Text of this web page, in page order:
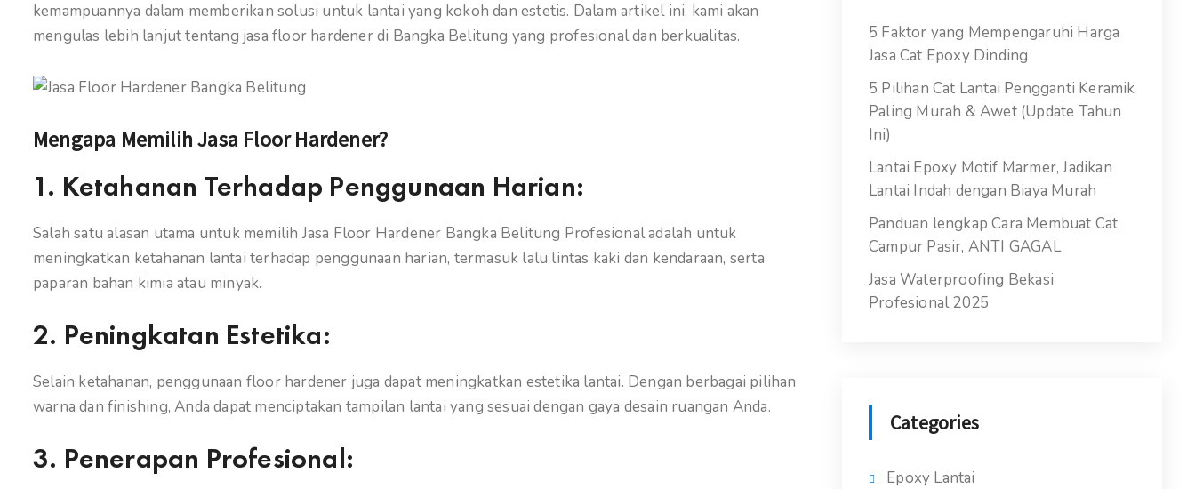
kemampuannya dalam memberikan solusi untuk lantai yang kokoh dan estetis. Dalam artikel ini, kami akan
mengulas lebih lanjut tentang jasa floor hardener di Bangka Belitung yang profesional dan berkualitas.
Mengapa Memilih Jasa Floor Hardener?
1. Ketahanan Terhadap Penggunaan Harian:
Salah satu alasan utama untuk memilih Jasa Floor Hardener Bangka Belitung Profesional adalah untuk
meningkatkan ketahanan lantai terhadap penggunaan harian, termasuk lalu lintas kaki dan kendaraan, serta
paparan bahan kimia atau minyak.
2. Peningkatan Estetika:
Selain ketahanan, penggunaan floor hardener juga dapat meningkatkan estetika lantai. Dengan berbagai pilihan
warna dan finishing, Anda dapat menciptakan tampilan lantai yang sesuai dengan gaya desain ruangan Anda.
3. Penerapan Profesional:
5 Faktor yang Mempengaruhi Harga
Jasa Cat Epoxy Dinding
5 Pilihan Cat Lantai Pengganti Keramik
Paling Murah & Awet (Update Tahun
Ini)
Lantai Epoxy Motif Marmer, Jadikan
Lantai Indah dengan Biaya Murah
Panduan lengkap Cara Membuat Cat
Campur Pasir, ANTI GAGAL
Jasa Waterproofing Bekasi
Profesional 2025
Categories
Epoxy Lantai